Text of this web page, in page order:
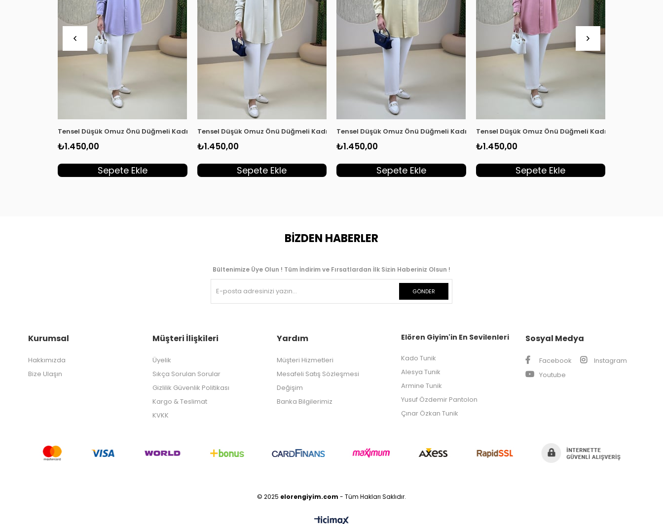
Tensel Düşük Omuz Önü Düğmeli Kadın Tunik Lila MGZN 7351
₺1.450,00
Sepete Ekle
Tensel Düşük Omuz Önü Düğmeli Kadın Tunik Ekru MGZN 7351
₺1.450,00
Sepete Ekle
Tensel Düşük Omuz Önü Düğmeli Kadın Tunik Sarı MGZN 7351
₺1.450,00
Sepete Ekle
Tensel Düşük Omuz Önü Düğmeli Kadın Tunik Pembe
₺1.450,00
Sepete Ekle
BİZDEN HABERLER
Bültenimize Üye Olun ! Tüm İndirim ve Fırsatlardan İlk Sizin Haberiniz Olsun !
GÖNDER
Kurumsal
Hakkımızda
Bize Ulaşın
Müşteri İlişkileri
Üyelik
Sıkça Sorulan Sorular
Gizlilik Güvenlik Politikası
Kargo & Teslimat
KVKK
Yardım
Müşteri Hizmetleri
Mesafeli Satış Sözleşmesi
Değişim
Banka Bilgilerimiz
Elören Giyim'in En Sevilenleri
Kado Tunik
Alesya Tunik
Armine Tunik
Yusuf Özdemir Pantolon
Çınar Özkan Tunik
Sosyal Medya
Facebook
Instagram
Youtube
© 2025 elorengiyim.com - Tüm Hakları Saklıdır.